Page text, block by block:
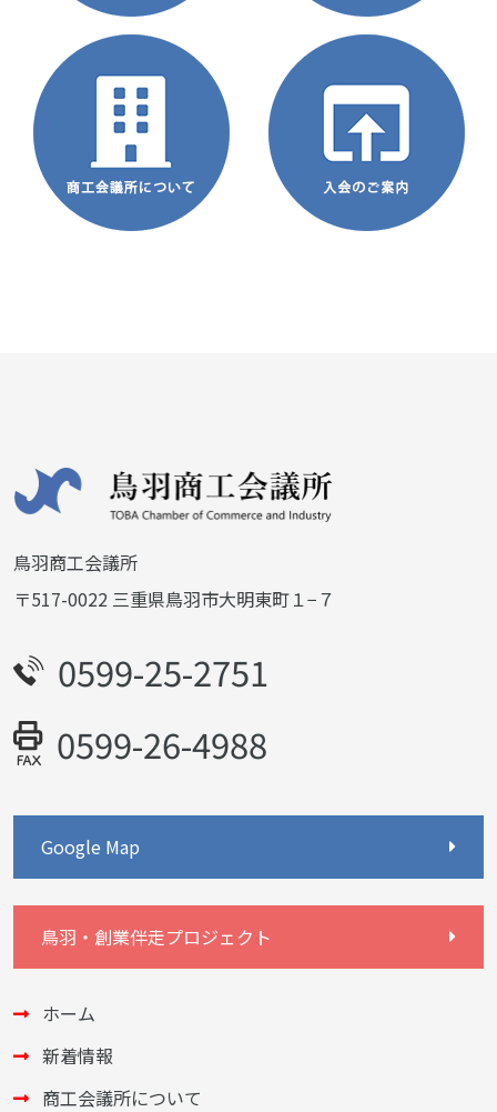
鳥羽商工会議所
〒517-0022 三重県鳥羽市大明東町１−７
0599-25-2751
0599-26-4988
Google Map
鳥羽・創業伴走プロジェクト
ホーム
新着情報
商工会議所について